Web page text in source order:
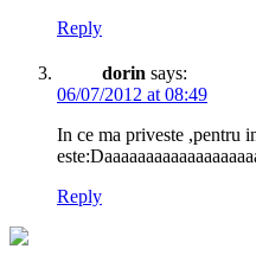
Reply
dorin says:
06/07/2012 at 08:49
In ce ma priveste ,pentru
Reply